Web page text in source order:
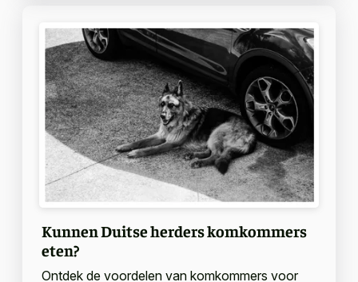
Kunnen Duitse herders komkommers
eten?
Ontdek de voordelen van komkommers voor